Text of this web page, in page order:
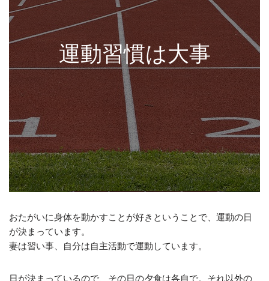
運動習慣は大事
おたがいに身体を動かすことが好きということで、運動の日
が決まっています。
妻は習い事、自分は自主活動で運動しています。
日が決まっているので、その日の夕食は各自で。それ以外の